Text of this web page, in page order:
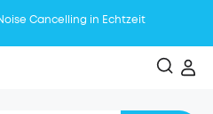
Cancelling in Echtzeit